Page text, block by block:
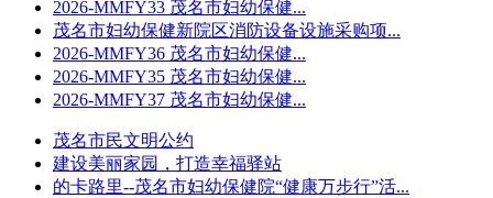
2026-MMFY33 茂名市妇幼保健...
茂名市妇幼保健新院区消防设备设施采购项...
2026-MMFY36 茂名市妇幼保健...
2026-MMFY35 茂名市妇幼保健...
2026-MMFY37 茂名市妇幼保健...
茂名市民文明公约
建设美丽家园，打造幸福驿站
的卡路里--茂名市妇幼保健院“健康万步行”活...